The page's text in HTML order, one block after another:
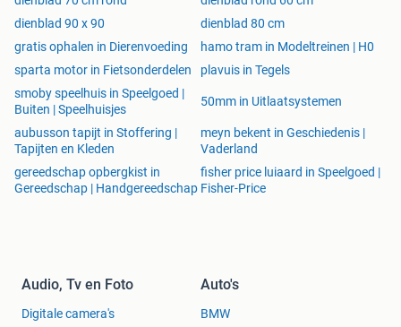
dienblad 90 x 90
dienblad 80 cm
gratis ophalen in Dierenvoeding
hamo tram in Modeltreinen | H0
sparta motor in Fietsonderdelen
plavuis in Tegels
smoby speelhuis in Speelgoed |
Buiten | Speelhuisjes
50mm in Uitlaatsystemen
aubusson tapijt in Stoffering |
Tapijten en Kleden
meyn bekent in Geschiedenis |
Vaderland
gereedschap opbergkist in
Gereedschap | Handgereedschap
fisher price luiaard in Speelgoed |
Fisher-Price
Audio, Tv en Foto
Digitale camera's
Auto's
BMW